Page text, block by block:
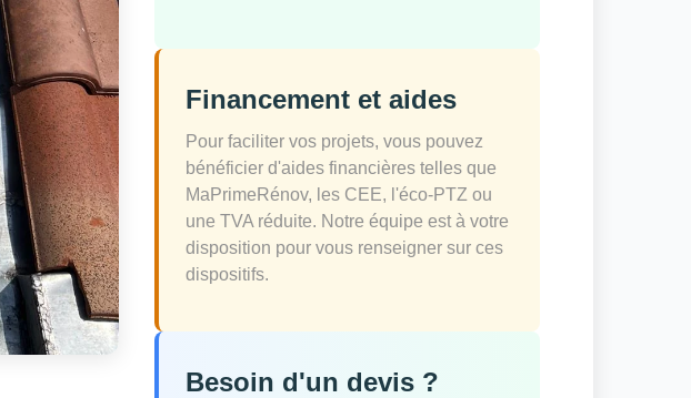
Financement et aides
Pour faciliter vos projets, vous pouvez
bénéficier d'aides financières telles que
MaPrimeRénov, les CEE, l'éco-PTZ ou
une TVA réduite. Notre équipe est à votre
disposition pour vous renseigner sur ces
dispositifs.
Besoin d'un devis ?